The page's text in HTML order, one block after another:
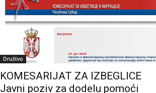
Društvo
KOMESARIJAT ZA IZBEGLICE
Javni poziv za dodelu pomoći